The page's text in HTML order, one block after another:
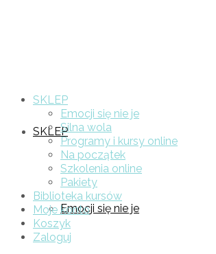
SKLEP
Emocji się nie je
SKLEP
Emocji się nie je
Silna wola
Programy i kursy online
Na początek
Szkolenia online
Pakiety
Biblioteka kursów
Moje konto
Koszyk
Zaloguj